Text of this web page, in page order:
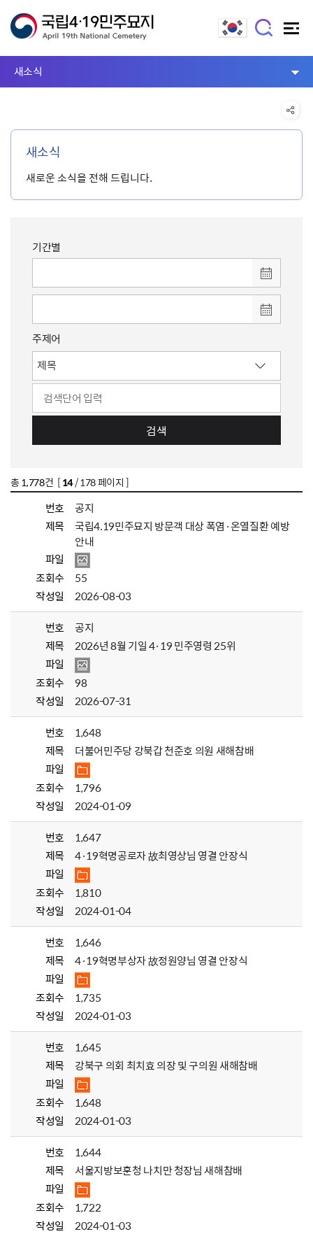
새소식
새소식
새로운 소식을 전해 드립니다.
기간별
주제어
검색
총 1,778건 [14/ 178 페이지 ]
번호
공지
제목
국립4.19민주묘지 방문객 대상 폭염·온열질환 예방
안내
파일
조회수
55
작성일
2026-08-03
번호
공지
제목
2026년 8월 기일 4·19 민주영령 25위
파일
조회수
98
작성일
2026-07-31
번호
1,648
제목
더불어민주당 강북갑 천준호 의원 새해참배
파일
조회수
1,796
작성일
2024-01-09
번호
1,647
제목
4·19혁명공로자 故최영상님 영결 안장식
파일
조회수
1,810
작성일
2024-01-04
번호
1,646
제목
4·19혁명부상자 故정원양님 영결 안장식
파일
조회수
1,735
작성일
2024-01-03
번호
1,645
제목
강북구 의회 최치효 의장 및 구의원 새해참배
파일
조회수
1,648
작성일
2024-01-03
번호
1,644
제목
서울지방보훈청 나치만 청장님 새해참배
파일
조회수
1,722
작성일
2024-01-03